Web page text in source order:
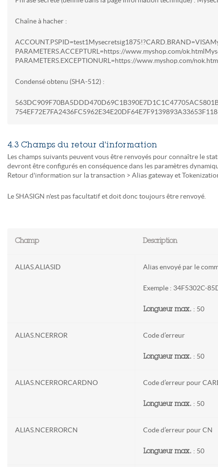
Chaîne à hacher :
PARAMETERS.ACCEPTURL=https://www.myshop.com/
PARAMETERS.EXCEPTIONURL=https://www.myshop.com/
Condensé obtenu (SHA-512) :
4.3 Champs du retour d'information
Les champs suivants peuvent vous être renvoyés pour connaître le
devront être configurés en conséquence dans les paramètres
Retour d'information sur la transaction > Alias gateway et
Le SHASIGN n'est pas facultatif et doit donc toujours être renvoyé.
Champ Description
ALIAS.ALIASID Alias envoyé par le
Exemple : 34F5302C-
Longueur max. : 50
ALIAS.NCERROR Code d’erreur
Longueur max. : 50
ALIAS.NCERRORCARDNO Code d’erreur pour
Longueur max. : 50
ALIAS.NCERRORCN Code d’erreur pour CN
Longueur max. : 50